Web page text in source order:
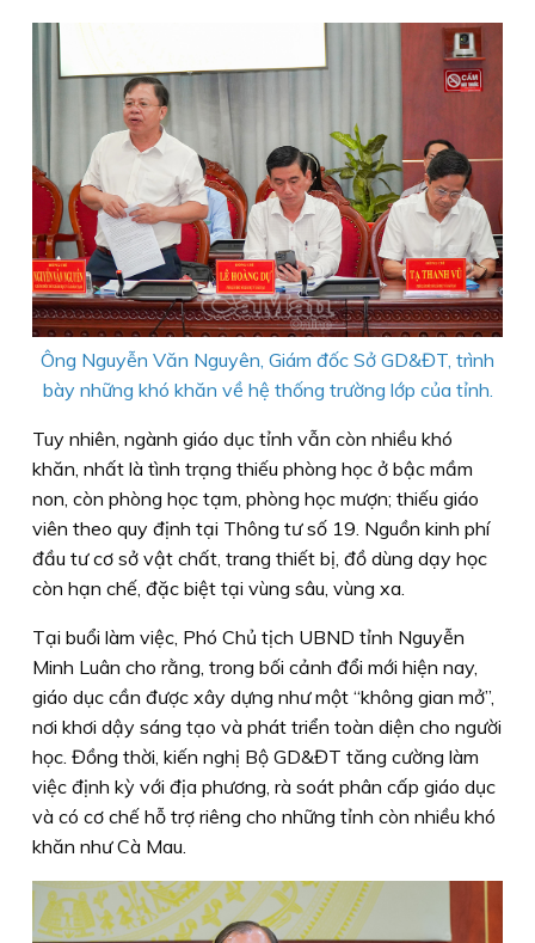
Ông Nguyễn Văn Nguyên, Giám đốc Sở GD&ĐT, trình
bày những khó khăn về hệ thống trường lớp của tỉnh.
Tuy nhiên, ngành giáo dục tỉnh vẫn còn nhiều khó
khăn, nhất là tình trạng thiếu phòng học ở bậc mầm
non, còn phòng học tạm, phòng học mượn; thiếu giáo
viên theo quy định tại Thông tư số 19. Nguồn kinh phí
đầu tư cơ sở vật chất, trang thiết bị, đồ dùng dạy học
còn hạn chế, đặc biệt tại vùng sâu, vùng xa.
Tại buổi làm việc, Phó Chủ tịch UBND tỉnh Nguyễn
Minh Luân cho rằng, trong bối cảnh đổi mới hiện nay,
giáo dục cần được xây dựng như một “không gian mở”,
nơi khơi dậy sáng tạo và phát triển toàn diện cho người
học. Đồng thời, kiến nghị Bộ GD&ĐT tăng cường làm
việc định kỳ với địa phương, rà soát phân cấp giáo dục
và có cơ chế hỗ trợ riêng cho những tỉnh còn nhiều khó
khăn như Cà Mau.